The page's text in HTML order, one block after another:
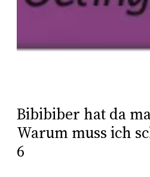
Bibibiber hat da
Warum muss ich
6